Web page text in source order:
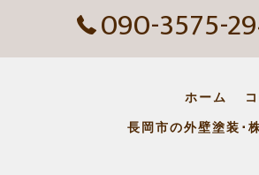
090-3575-
ホーム
長岡市の外壁塗装･